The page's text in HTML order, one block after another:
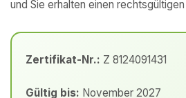
und Sie erhalten einen
Zertifikat-Nr.: Z 8124091431
Gültig bis: November 2027